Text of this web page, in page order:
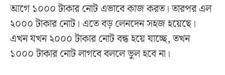
আগে ১০০০ টাকার নোট এভাবে কাজ করত। তারপর এল
২০০০ টাকার নোট। এতে বড় লেনদেন সহজ হয়েছে।
এখন যখন ২০০০ টাকার নোট বন্ধ হয়ে যাচ্ছে, তখন
১০০০ টাকার নোট লাগবে বললে ভুল হবে না।